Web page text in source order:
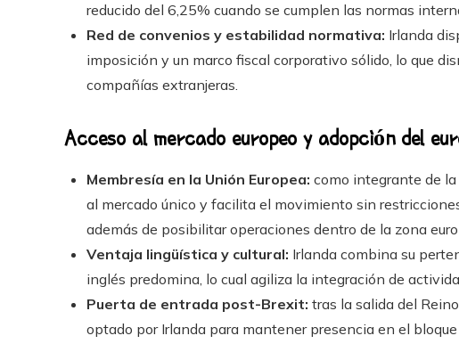
reducido del 6,25% cuando se cumplen las normas
Red de convenios y estabilidad normativa: Irlanda
imposición y un marco fiscal corporativo sólido, lo que
compañías extranjeras.
Acceso al mercado europeo y adopción del
Membresía en la Unión Europea: como integrante de
al mercado único y facilita el movimiento sin
además de posibilitar operaciones dentro de la zona
Ventaja lingüística y cultural: Irlanda combina su
inglés predomina, lo cual agiliza la integración de
Puerta de entrada post-Brexit: tras la salida del
optado por Irlanda para mantener presencia en el